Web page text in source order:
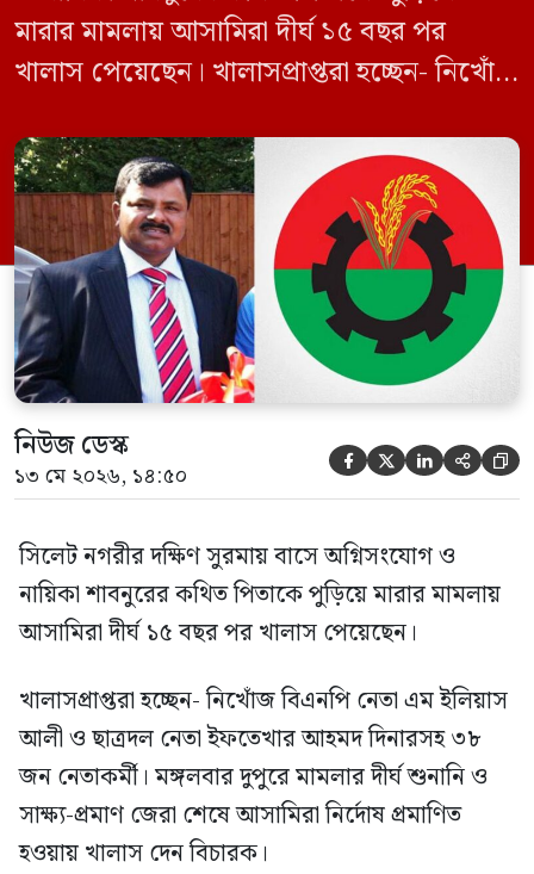
মারার মামলায় আসামিরা দীর্ঘ ১৫ বছর পর
খালাস পেয়েছেন। খালাসপ্রাপ্তরা হচ্ছেন- নিখোঁজ
ইফতেখার আহমদ দিনারসহ ৩৮ জন নেতাকর্মী।
মঙ্গলবার দুপুরে মামলার দীর্ঘ শুনানি ও সাক্ষ্য-
প্রমাণ জেরা শেষে আসামিরা নির্দোষ প্রমাণিত
হওয়ায় খালাস দেন বিচারক। মানবপাচার […]
নিউজ ডেস্ক
১৩ মে ২০২৬, ১৪:৫০     
সিলেট নগরীর দক্ষিণ সুরমায় বাসে অগ্নিসংযোগ ও
নায়িকা শাবনুরের কথিত পিতাকে পুড়িয়ে মারার মামলায়
আসামিরা দীর্ঘ ১৫ বছর পর খালাস পেয়েছেন।
খালাসপ্রাপ্তরা হচ্ছেন- নিখোঁজ বিএনপি নেতা এম ইলিয়াস
আলী ও ছাত্রদল নেতা ইফতেখার আহমদ দিনারসহ ৩৮
জন নেতাকর্মী। মঙ্গলবার দুপুরে মামলার দীর্ঘ শুনানি ও
সাক্ষ্য-প্রমাণ জেরা শেষে আসামিরা নির্দোষ প্রমাণিত
হওয়ায় খালাস দেন বিচারক।